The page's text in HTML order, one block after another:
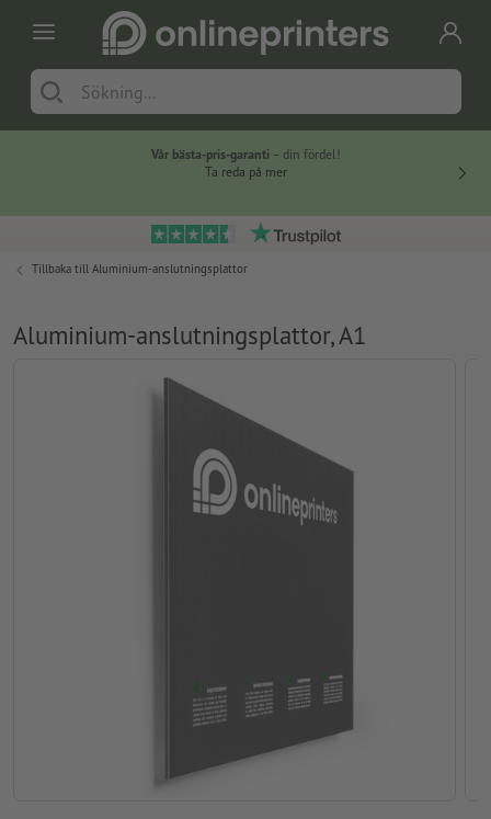
Vår bästa-pris-garanti – din fördel!
Ta reda på mer
Tillbaka till Aluminium-anslutningsplattor
Aluminium-anslutningsplattor, A1